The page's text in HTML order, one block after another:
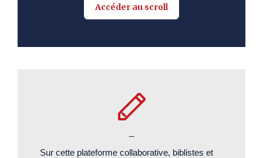
Accéder au scroll
Sur cette plateforme collaborative, biblistes et